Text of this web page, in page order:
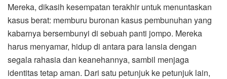
Mereka, dikasih kesempatan terakhir untuk menuntaskan
kasus berat: memburu buronan kasus pembunuhan yang
kabarnya bersembunyi di sebuah panti jompo. Mereka
harus menyamar, hidup di antara para lansia dengan
segala rahasia dan keanehannya, sambil menjaga
identitas tetap aman. Dari satu petunjuk ke petunjuk lain,